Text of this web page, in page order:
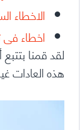
الاخطاء
اخطاء فى
هذه العادات